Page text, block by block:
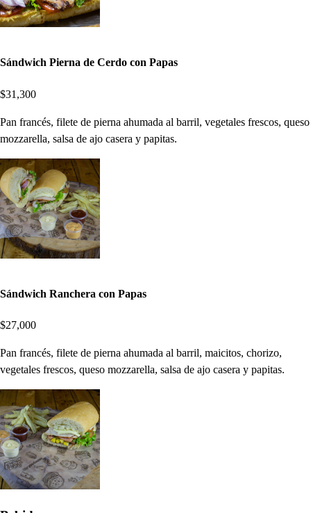
Sándwich Pierna de Cerdo con Papas
$31,300
Pan francés, filete de pierna ahumada al barril, vegetales frescos, queso
mozzarella, salsa de ajo casera y papitas.
Sándwich Ranchera con Papas
$27,000
Pan francés, filete de pierna ahumada al barril, maicitos, chorizo,
vegetales frescos, queso mozzarella, salsa de ajo casera y papitas.